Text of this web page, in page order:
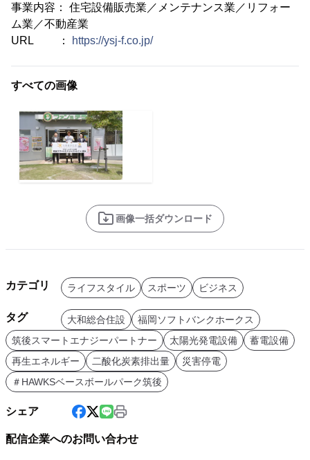
事業内容： 住宅設備販売業／メンテナンス業／リフォー
ム業／不動産業
URL ：
https://ysj-f.co.jp/
すべての画像
画像一括ダウンロード
カテゴリ ライフスタイル スポーツ ビジネス
タグ 大和総合住設
福岡ソフトバンクホークス
筑後スマートエナジーパートナー
太陽光発電設備
蓄電設備
再生エネルギー
二酸化炭素排出量
災害停電
＃HAWKSベースボールパーク筑後
シェア
配信企業へのお問い合わせ